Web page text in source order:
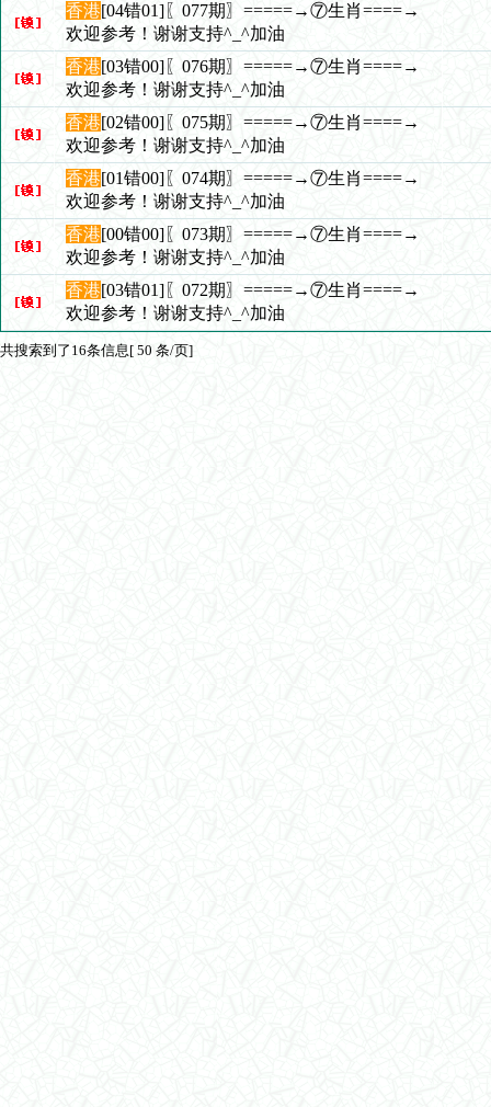
香港[04错01]〖077期〗=====→⑦生肖====→
欢迎参考！谢谢支持^_^加油
香港[03错00]〖076期〗=====→⑦生肖====→
欢迎参考！谢谢支持^_^加油
香港[02错00]〖075期〗=====→⑦生肖====→
欢迎参考！谢谢支持^_^加油
香港[01错00]〖074期〗=====→⑦生肖====→
欢迎参考！谢谢支持^_^加油
香港[00错00]〖073期〗=====→⑦生肖====→
欢迎参考！谢谢支持^_^加油
香港[03错01]〖072期〗=====→⑦生肖====→
欢迎参考！谢谢支持^_^加油
共搜索到了16条信息[ 50 条/页]